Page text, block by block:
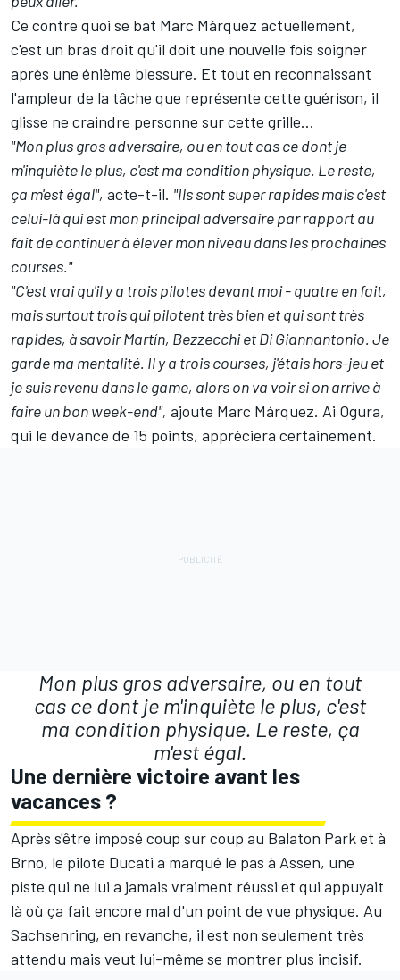
Ce contre quoi se bat Marc Márquez actuellement,
c'est un bras droit qu'il doit une nouvelle fois soigner
après une énième blessure. Et tout en reconnaissant
l'ampleur de la tâche que représente cette guérison, il
glisse ne craindre personne sur cette grille...
"Mon plus gros adversaire, ou en tout cas ce dont je
m'inquiète le plus, c'est ma condition physique. Le reste,
ça m'est égal", acte-t-il. "Ils sont super rapides mais c'est
celui-là qui est mon principal adversaire par rapport au
fait de continuer à élever mon niveau dans les prochaines
courses."
"C'est vrai qu'il y a trois pilotes devant moi-quatre en fait,
mais surtout trois qui pilotent très bien et qui sont très
rapides, à savoir Martín, Bezzecchi et Di Giannantonio. Je
garde ma mentalité. Il y a trois courses, j'étais hors-jeu et
je suis revenu dans le game, alors on va voir si on arrive à
faire un bon week-end", ajoute Marc Márquez. Ai Ogura,
qui le devance de 15 points, appréciera certainement.
Mon plus gros adversaire, ou en tout
cas ce dont je m'inquiète le plus, c'est
ma condition physique. Le reste, ça
m'est égal.
Une dernière victoire avant les
vacances ?
Après s'être imposé coup sur coup au Balaton Park et à
Brno, le pilote Ducati a marqué le pas à Assen, une
piste qui ne lui a jamais vraiment réussi et qui appuyait
là où ça fait encore mal d'un point de vue physique. Au
Sachsenring, en revanche, il est non seulement très
attendu mais veut lui-même se montrer plus incisif.